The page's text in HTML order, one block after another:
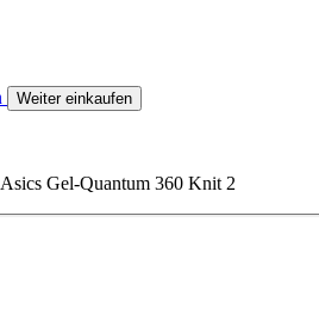
Weiter einkaufen
Gel-Quantum 360 Knit 2